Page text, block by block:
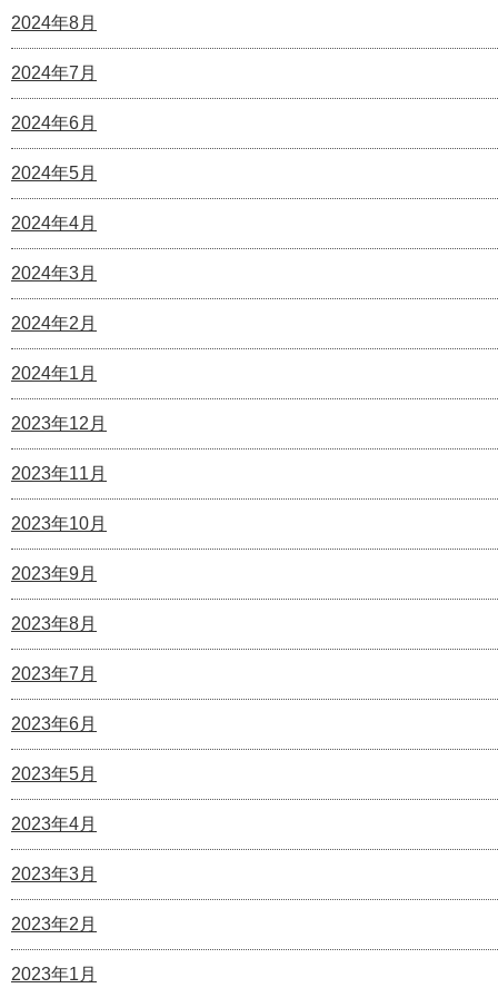
2024年8月
2024年7月
2024年6月
2024年5月
2024年4月
2024年3月
2024年2月
2024年1月
2023年12月
2023年11月
2023年10月
2023年9月
2023年8月
2023年7月
2023年6月
2023年5月
2023年4月
2023年3月
2023年2月
2023年1月